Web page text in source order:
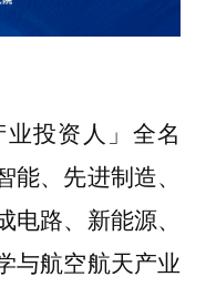
投资人」 全名
、先进制造、
路、新能源、
与航空航天产业